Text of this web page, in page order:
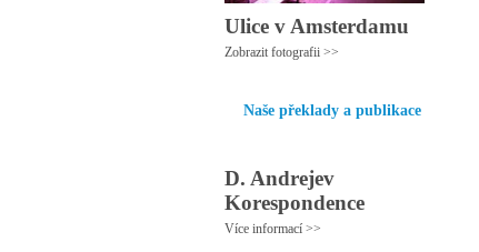
Ulice v Amsterdamu
Zobrazit fotografii >>
Naše překlady a publikace
D. Andrejev
Korespondence
Více informací >>